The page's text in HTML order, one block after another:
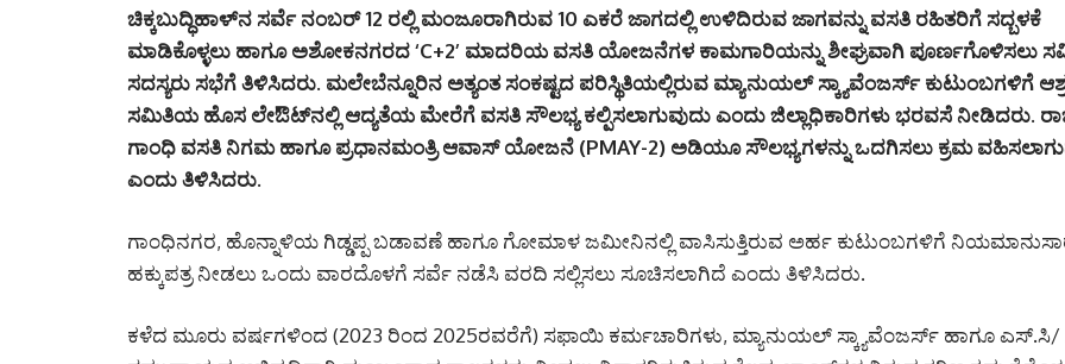
ಚಿಕ್ಕಬುದ್ಧಿಹಾಳ್‌ನ ಸರ್ವೆ ನಂಬರ್ 12 ರಲ್ಲಿ ಮಂಜೂರಾಗಿರುವ 10 ಎಕರೆ ಜಾಗದಲ್ಲಿ ಉಳಿದಿರುವ ಜಾಗವನ್ನು ವಸತಿ ರಹಿತರಿಗೆ ಸದ್ಬಳಕೆ
ಮಾಡಿಕೊಳ್ಳಲು ಹಾಗೂ ಅಶೋಕನಗರದ ‘C+2’ ಮಾದರಿಯ ವಸತಿ ಯೋಜನೆಗಳ ಕಾಮಗಾರಿಯನ್ನು ಶೀಘ್ರವಾಗಿ ಪೂರ್ಣಗೊಳಿಸಲು
ಸದಸ್ಯರು ಸಭೆಗೆ ತಿಳಿಸಿದರು. ಮಲೇಬೆನ್ನೂರಿನ ಅತ್ಯಂತ ಸಂಕಷ್ಟದ ಪರಿಸ್ಥಿತಿಯಲ್ಲಿರುವ ಮ್ಯಾನುಯಲ್ ಸ್ಕ್ಯಾವೆಂಜರ್ಸ್ ಕುಟುಂಬಗಳಿಗೆ
ಸಮಿತಿಯ ಹೊಸ ಲೇಔಟ್‌ನಲ್ಲಿ ಆದ್ಯತೆಯ ಮೇರೆಗೆ ವಸತಿ ಸೌಲಭ್ಯ ಕಲ್ಪಿಸಲಾಗುವುದು ಎಂದು ಜಿಲ್ಲಾಧಿಕಾರಿಗಳು ಭರವಸೆ ನೀಡಿದರು.
ಗಾಂಧಿ ವಸತಿ ನಿಗಮ ಹಾಗೂ ಪ್ರಧಾನಮಂತ್ರಿ ಆವಾಸ್ ಯೋಜನೆ (PMAY-2) ಅಡಿಯೂ ಸೌಲಭ್ಯಗಳನ್ನು ಒದಗಿಸಲು ಕ್ರಮ
ಎಂದು ತಿಳಿಸಿದರು.
ಗಾಂಧಿನಗರ, ಹೊನ್ನಾಳಿಯ ಗಿಡ್ಡಪ್ಪ ಬಡಾವಣೆ ಹಾಗೂ ಗೋಮಾಳ ಜಮೀನಿನಲ್ಲಿ ವಾಸಿಸುತ್ತಿರುವ ಅರ್ಹ ಕುಟುಂಬಗಳಿಗೆ
ಹಕ್ಕುಪತ್ರ ನೀಡಲು ಒಂದು ವಾರದೊಳಗೆ ಸರ್ವೆ ನಡೆಸಿ ವರದಿ ಸಲ್ಲಿಸಲು ಸೂಚಿಸಲಾಗಿದೆ ಎಂದು ತಿಳಿಸಿದರು.
ಕಳೆದ ಮೂರು ವರ್ಷಗಳಿಂದ (2023 ರಿಂದ 2025ರವರೆಗೆ) ಸಫಾಯಿ ಕರ್ಮಚಾರಿಗಳು, ಮ್ಯಾನುಯಲ್ ಸ್ಕ್ಯಾವೆಂಜರ್ಸ್ ಹಾಗೂ